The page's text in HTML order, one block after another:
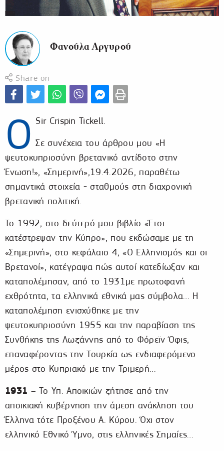
Φανούλα Αργυρού
Share on
Ο Sir Crispin Tickell.
Σε συνέχεια του άρθρου μου «Η
ψευτοκυπριοσύνη βρετανικό αντίδοτο στην
Ένωση!», «Σημερινή»,19.4.2026, παραθέτω
σημαντικά στοιχεία - σταθμούς στη διαχρονική
βρετανική πολιτική.
Το 1992, στο δεύτερό μου βιβλίο «Έτσι
κατέστρεψαν την Κύπρο», που εκδώσαμε με τη
«Σημερινή», στο κεφάλαιο 4, «Ο Ελληνισμός και οι
Βρετανοί», κατέγραψα πώς αυτοί κατεδίωξαν και
καταπολέμησαν, από το 1931με πρωτοφανή
εχθρότητα, τα ελληνικά εθνικά μας σύμβολα… Η
καταπολέμηση ενισχύθηκε με την
ψευτοκυπριοσύνη 1955 και την παραβίαση της
Συνθήκης της Λωζάννης από το Φόρεϊν Όφις,
επαναφέροντας την Τουρκία ως ενδιαφερόμενο
μέρος στο Κυπριακό με την Τριμερή…
1931 – Το Υπ. Αποικιών ζήτησε από την
αποικιακή κυβέρνηση την άμεση ανάκληση του
Έλληνα τότε Προξένου Α. Κύρου. Όχι στον
ελληνικό Εθνικό Ύμνο, στις ελληνικές Σημαίες…